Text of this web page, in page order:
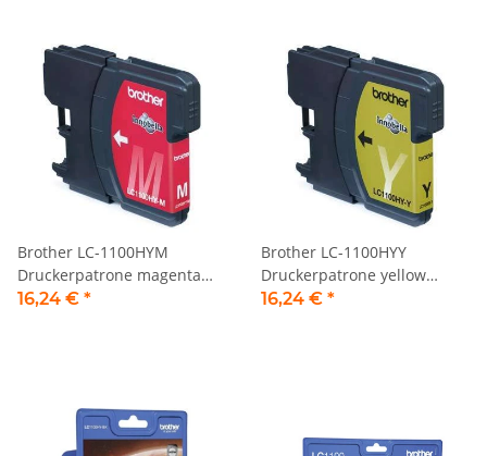
Brother LC-1100HYM
Druckerpatrone magenta
Jumbo
16,24 € *
Brother LC-1100HYY
Druckerpatrone yellow
Jumbo
16,24 € *